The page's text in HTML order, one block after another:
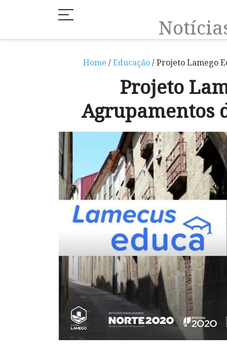
Home /Educação/ Projeto Lamego
Projeto
Agrupamentos